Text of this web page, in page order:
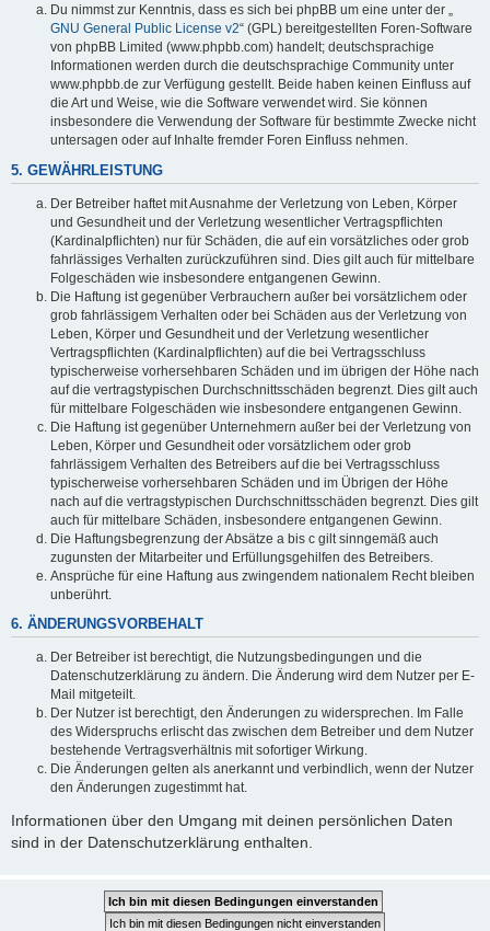
Du nimmst zur Kenntnis, dass es sich bei phpBB um eine unter der „
GNU General Public License v2“ (GPL) bereitgestellten Foren-Software
von phpBB Limited (www.phpbb.com) handelt; deutschsprachige
Informationen werden durch die deutschsprachige Community unter
www.phpbb.de zur Verfügung gestellt. Beide haben keinen Einfluss auf
die Art und Weise, wie die Software verwendet wird. Sie können
insbesondere die Verwendung der Software für bestimmte Zwecke nicht
untersagen oder auf Inhalte fremder Foren Einfluss nehmen.
5. GEWÄHRLEISTUNG
Der Betreiber haftet mit Ausnahme der Verletzung von Leben, Körper
und Gesundheit und der Verletzung wesentlicher Vertragspflichten
(Kardinalpflichten) nur für Schäden, die auf ein vorsätzliches oder grob
fahrlässiges Verhalten zurückzuführen sind. Dies gilt auch für mittelbare
Folgeschäden wie insbesondere entgangenen Gewinn.
Die Haftung ist gegenüber Verbrauchern außer bei vorsätzlichem oder
grob fahrlässigem Verhalten oder bei Schäden aus der Verletzung von
Leben, Körper und Gesundheit und der Verletzung wesentlicher
Vertragspflichten (Kardinalpflichten) auf die bei Vertragsschluss
typischerweise vorhersehbaren Schäden und im übrigen der Höhe nach
auf die vertragstypischen Durchschnittsschäden begrenzt. Dies gilt auch
für mittelbare Folgeschäden wie insbesondere entgangenen Gewinn.
Die Haftung ist gegenüber Unternehmern außer bei der Verletzung von
Leben, Körper und Gesundheit oder vorsätzlichem oder grob
fahrlässigem Verhalten des Betreibers auf die bei Vertragsschluss
typischerweise vorhersehbaren Schäden und im Übrigen der Höhe
nach auf die vertragstypischen Durchschnittsschäden begrenzt. Dies gilt
auch für mittelbare Schäden, insbesondere entgangenen Gewinn.
Die Haftungsbegrenzung der Absätze a bis c gilt sinngemäß auch
zugunsten der Mitarbeiter und Erfüllungsgehilfen des Betreibers.
Ansprüche für eine Haftung aus zwingendem nationalem Recht bleiben
unberührt.
6. ÄNDERUNGSVORBEHALT
Der Betreiber ist berechtigt, die Nutzungsbedingungen und die
Datenschutzerklärung zu ändern. Die Änderung wird dem Nutzer per E-
Mail mitgeteilt.
Der Nutzer ist berechtigt, den Änderungen zu widersprechen. Im Falle
des Widerspruchs erlischt das zwischen dem Betreiber und dem Nutzer
bestehende Vertragsverhältnis mit sofortiger Wirkung.
Die Änderungen gelten als anerkannt und verbindlich, wenn der Nutzer
den Änderungen zugestimmt hat.
Informationen über den Umgang mit deinen persönlichen Daten
sind in der Datenschutzerklärung enthalten.